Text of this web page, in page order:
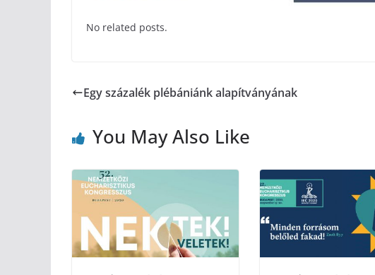
No related posts.
Egy százalék plébániánk alapítványának
You May Also Like